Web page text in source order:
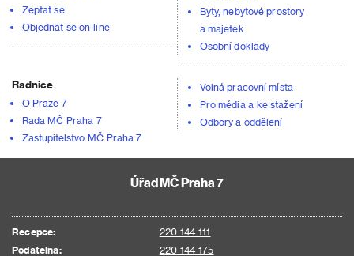
Zeptat se
Objednat se on-line
Byty, nebytové prostory
a majetek
Osobní doklady
Radnice
O Praze 7
Rada MČ Praha 7
Zastupitelstvo MČ Praha 7
Volná pracovní místa
Pro média a ke stažení
Odbory a oddělení
Úřad MČ Praha 7
Recepce:
220 144 111
Podatelna:
220 144 175